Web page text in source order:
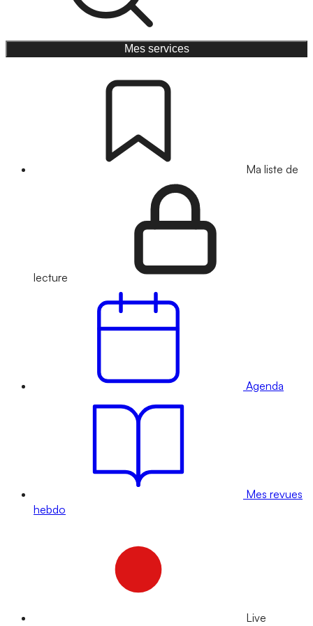
Mes services
Ma liste de
lecture
Agenda
Mes revues
hebdo
Live